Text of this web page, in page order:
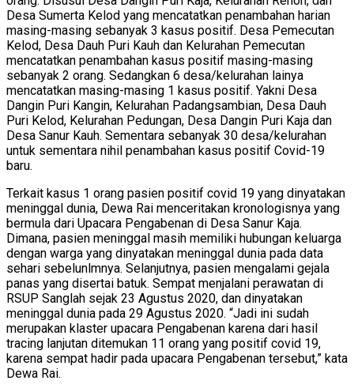
Desa Sumerta Kelod yang mencatatkan penambahan harian
masing-masing sebanyak 3 kasus positif. Desa Pemecutan
Kelod, Desa Dauh Puri Kauh dan Kelurahan Pemecutan
mencatatkan penambahan kasus positif masing-masing
sebanyak 2 orang. Sedangkan 6 desa/kelurahan lainya
mencatatkan masing-masing 1 kasus positif. Yakni Desa
Dangin Puri Kangin, Kelurahan Padangsambian, Desa Dauh
Puri Kelod, Kelurahan Pedungan, Desa Dangin Puri Kaja dan
Desa Sanur Kauh. Sementara sebanyak 30 desa/kelurahan
untuk sementara nihil penambahan kasus positif Covid-19
baru.
Terkait kasus 1 orang pasien positif covid 19 yang dinyatakan
meninggal dunia, Dewa Rai menceritakan kronologisnya yang
bermula dari Upacara Pengabenan di Desa Sanur Kaja.
Dimana, pasien meninggal masih memiliki hubungan keluarga
dengan warga yang dinyatakan meninggal dunia pada data
sehari sebelunlmnya. Selanjutnya, pasien mengalami gejala
panas yang disertai batuk. Sempat menjalani perawatan di
RSUP Sanglah sejak 23 Agustus 2020, dan dinyatakan
meninggal dunia pada 29 Agustus 2020. “Jadi ini sudah
merupakan klaster upacara Pengabenan karena dari hasil
tracing lanjutan ditemukan 11 orang yang positif covid 19,
karena sempat hadir pada upacara Pengabenan tersebut,” kata
Dewa Rai.